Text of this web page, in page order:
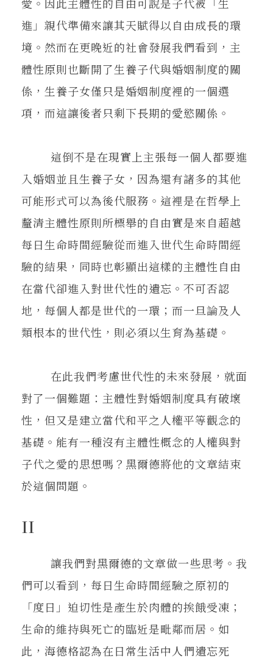
進」親代準備來讓其天賦得以自由成長的環
境。然而在更晚近的社會發展我們看到，主
體性原則也斷開了生養子代與婚姻制度的關
係，生養子女僅只是婚姻制度裡的一個選
項，而這讓後者只剩下長期的愛慾關係。
這倒不是在現實上主張每一個人都要進
入婚姻並且生養子女，因為還有諸多的其他
可能形式可以為後代服務。這裡是在哲學上
釐清主體性原則所標舉的自由實是來自超越
每日生命時間經驗從而進入世代生命時間經
驗的結果，同時也彰顯出這樣的主體性自由
在當代卻進入對世代性的遺忘。不可否認
地，每個人都是世代的一環；而一旦論及人
類根本的世代性，則必須以生育為基礎。
在此我們考慮世代性的未來發展，就面
對了一個難題：主體性對婚姻制度具有破壞
性，但又是建立當代和平之人權平等觀念的
基礎。能有一種沒有主體性概念的人權與對
子代之愛的思想嗎？黑爾德將他的文章結束
於這個問題。
II
讓我們對黑爾德的文章做一些思考。我
們可以看到，每日生命時間經驗之原初的
「度日」迫切性是產生於肉體的挨餓受凍；
生命的維持與死亡的臨近是毗鄰而居。如
此，海德格認為在日常生活中人們遺忘死